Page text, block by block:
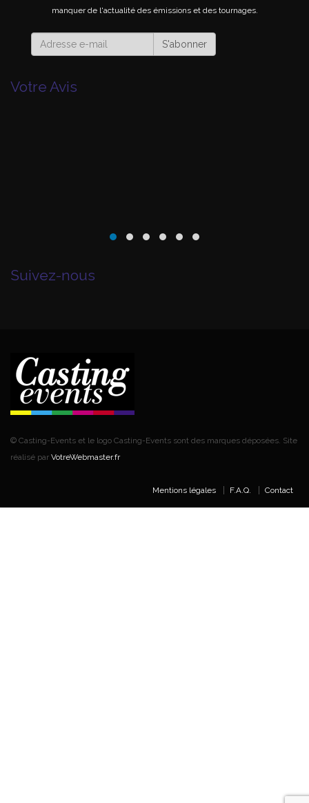
manquer de l'actualité des émissions et des tournages.
S'abonner
Votre Avis
Suivez-nous
© Casting-Events et le logo Casting-Events sont des marques déposées. Site
réalisé par VotreWebmaster.fr
Mentions légales F.A.Q. Contact